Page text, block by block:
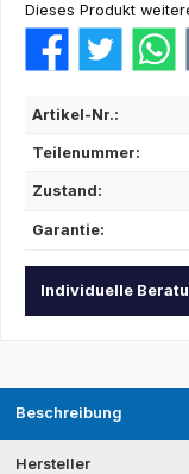
Dieses Produkt
Artikel-Nr.:
Teilenummer:
Zustand:
Garantie:
Individuelle
Beschreibung
Hersteller